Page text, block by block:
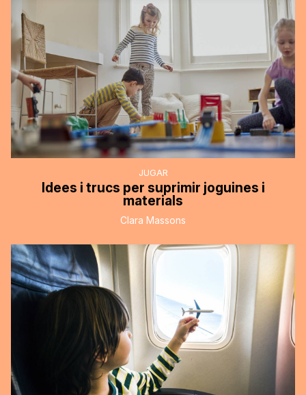
JUGAR
Idees i trucs per suprimir joguines i
materials
Clara Massons